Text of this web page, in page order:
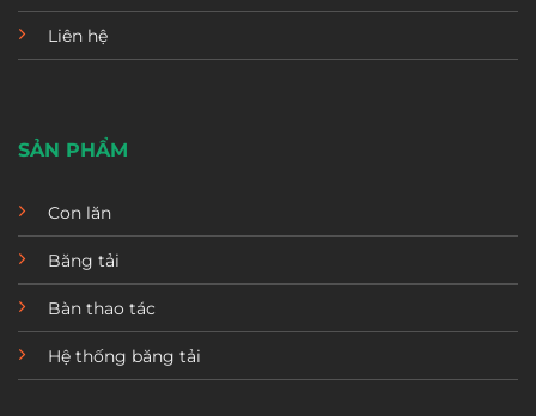
Liên hệ
SẢN PHẨM
Con lăn
Băng tải
Bàn thao tác
Hệ thống băng tải